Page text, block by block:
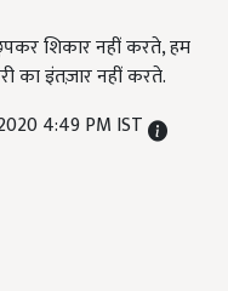
शिकार नहीं करते, हम
का इंतज़ार नहीं करते.
4:49 PM IST